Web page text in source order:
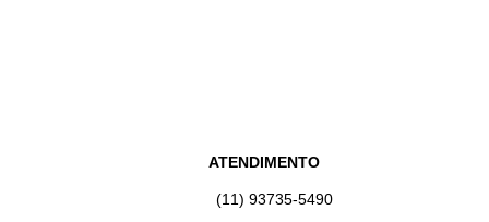
ATENDIMENTO
(11) 93735‑5490‬